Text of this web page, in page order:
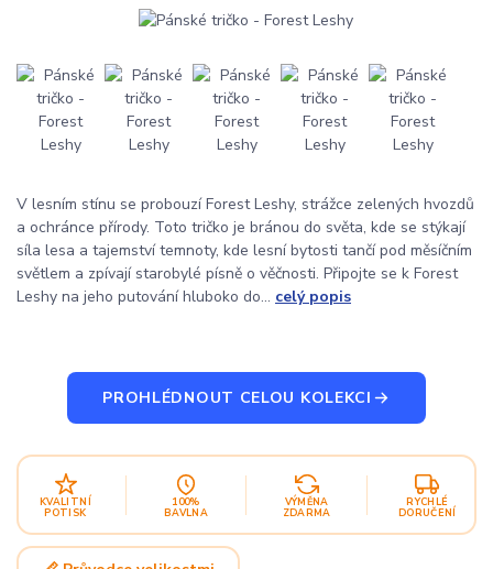
V lesním stínu se probouzí Forest Leshy, strážce zelených hvozdů
a ochránce přírody. Toto tričko je bránou do světa, kde se stýkají
síla lesa a tajemství temnoty, kde lesní bytosti tančí pod měsíčním
světlem a zpívají starobylé písně o věčnosti. Připojte se k Forest
Leshy na jeho putování hluboko do... celý popis
PROHLÉDNOUT CELOU KOLEKCI
KVALITNÍ
POTISK
100%
BAVLNA
VÝMĚNA
ZDARMA
RYCHLÉ
DORUČENÍ